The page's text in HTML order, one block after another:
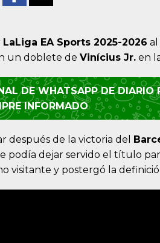
LaLiga EA Sports 2025-2026
un doblete de Vinícius Jr. en
DE WHATSAPP DE DIARIO
INFORMADO
después de la victoria del
podía dejar servido el título
visitante y postergó la